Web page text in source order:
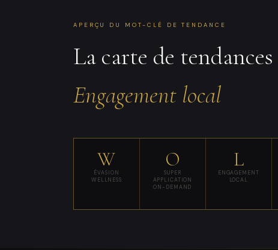
APERÇU DU MOT-CLÉ DE TENDANCE
La carte de tendances
Engagement local
W
ÉVASION
WELLNESS
O
SUPER
APPLICATION
ON-DEMAND
L
ENGAGEMENT
LOCAL